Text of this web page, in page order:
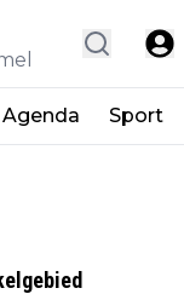
Agenda Sport